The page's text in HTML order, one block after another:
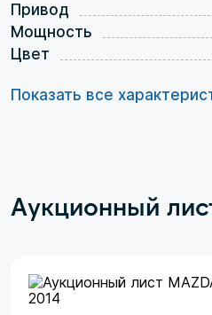
Привод
Мощность
Цвет
Показать все
Аукционный